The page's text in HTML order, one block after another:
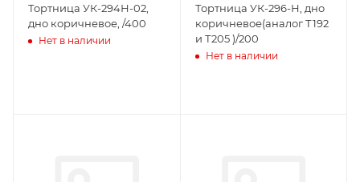
Тортница УК-294Н-02,
дно коричневое, /400
Нет в наличии
Тортница УК-296-Н, дно
коричневое(аналог Т192
и Т205 )/200
Нет в наличии